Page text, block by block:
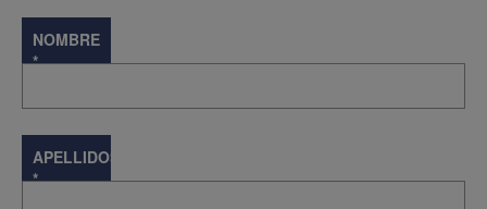
NOMBRE
*
APELLIDOS
*